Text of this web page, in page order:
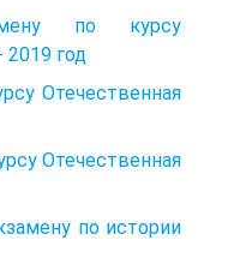
по курсу
2019 год
Отечественная
Отечественная
по истории